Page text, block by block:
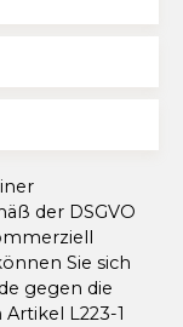
der DSGVO
Sie sich
gegen die
L223-1